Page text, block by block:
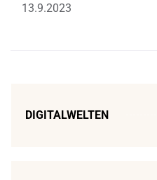
13.9.2023
DIGITALWELTEN